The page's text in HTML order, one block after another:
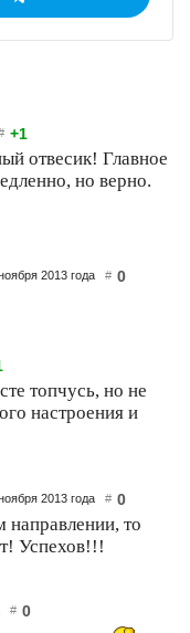
+1
отвесик! Главное
но верно.
2013 года # 0
топчусь, но не
настроения и
2013 года # 0
направлении, то
Успехов!!!
# 0